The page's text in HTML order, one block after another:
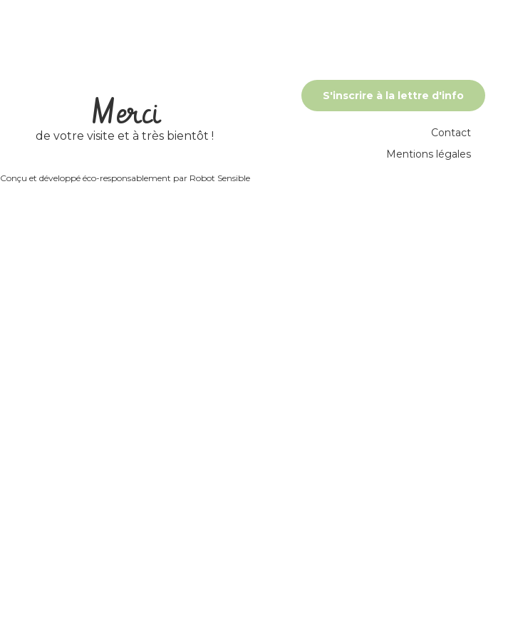
Merci
de votre visite et à très bientôt !
S'inscrire à la lettre d'info
Contact
Mentions légales
Conçu et développé éco-responsablement par Robot Sensible